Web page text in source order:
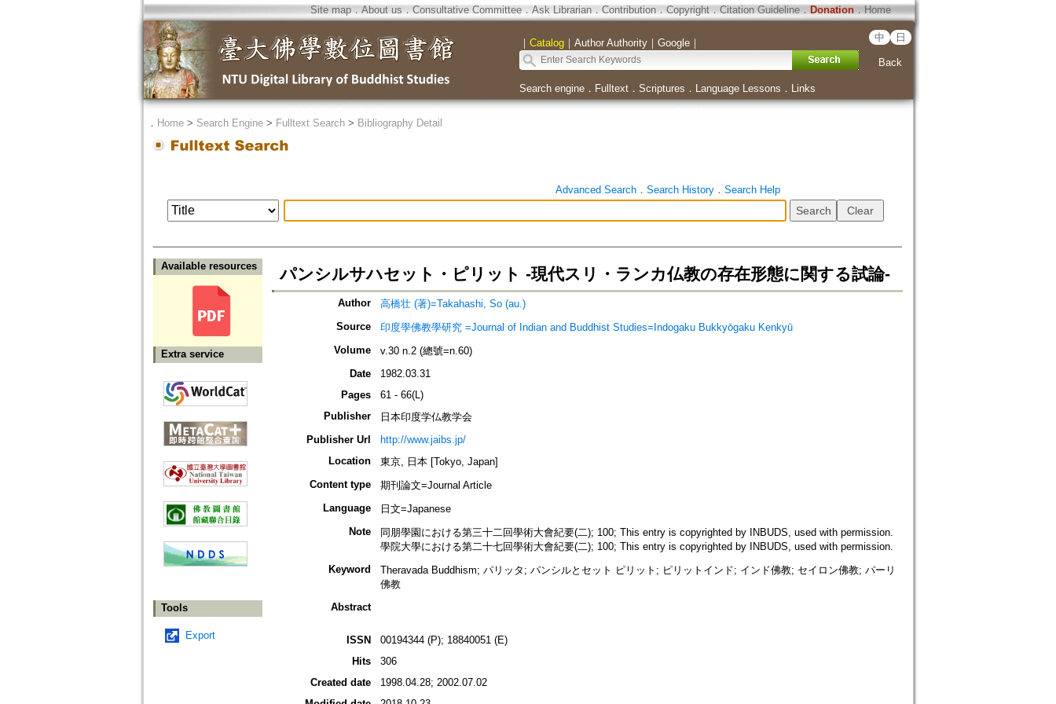
Site map．About us ． Consultative Committee． Ask Librarian． Contribution．Copyright．Citation Guideline． Donation．Home
｜ Catalog｜ Author Authority｜ Google｜ 中 日
Back
Search engine． Fulltext． Scriptures ． Language Lessons ． Links
． Home> Search Engine> Fulltext Search> Bibliography Detail
Advanced Search． Search History． Search Help
Available resources
Extra service
Tools
Export
パンシルサハセット・ピリット -現代スリ・ランカ仏教の存在形態に関する試論-
Author
高橋壮 (著)=Takahashi, So (au.)
Source
印度學佛教學研究 =Journal of Indian and Buddhist Studies=Indogaku Bukkyōgaku Kenkyū
Volume
v.30 n.2 (總號=n.60)
Date
1982.03.31
Pages
61 - 66(L)
Publisher
日本印度学仏教学会
Publisher Url
http://www.jaibs.jp/
Location
東京, 日本 [Tokyo, Japan]
Content type
期刊論文=Journal Article
Language
日文=Japanese
Note
同朋學園における第三十二回學術大會紀要(二); 100; This entry is copyrighted by INBUDS, used with permission.
學院大學における第二十七回學術大會紀要(二); 100; This entry is copyrighted by INBUDS, used with permission.
Keyword
Theravada Buddhism; パリッタ; パンシルとセット ピリット; ピリットインド; インド佛教; セイロン佛教; パーリ
佛教
Abstract
ISSN
00194344 (P); 18840051 (E)
Hits
306
Created date
1998.04.28; 2002.07.02